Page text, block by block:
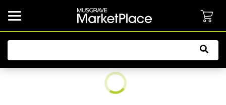
common.button.navbarCollapsed.text